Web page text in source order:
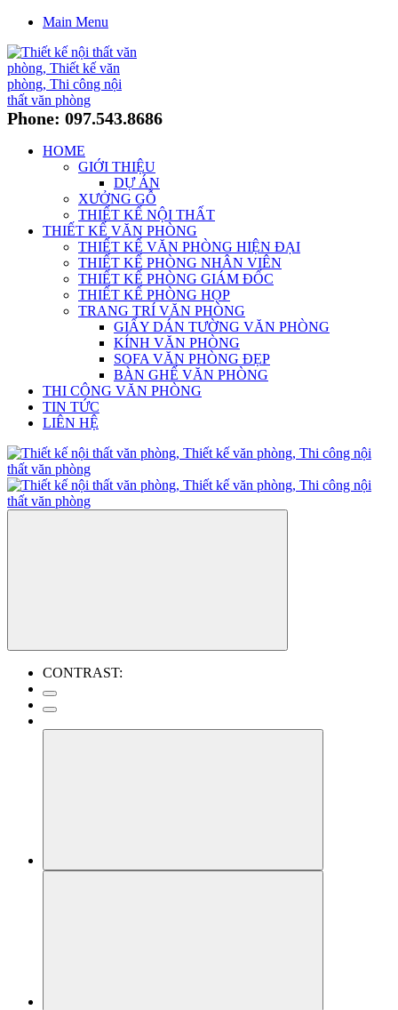
Main Menu
Phone: 097.543.8686
HOME
GIỚI THIỆU
DỰ ÁN
XƯỞNG GỖ
THIẾT KẾ NỘI THẤT
THIẾT KẾ VĂN PHÒNG
THIẾT KẾ VĂN PHÒNG HIỆN ĐẠI
THIẾT KẾ PHÒNG NHÂN VIÊN
THIẾT KẾ PHÒNG GIÁM ĐỐC
THIẾT KẾ PHÒNG HỌP
TRANG TRÍ VĂN PHÒNG
GIẤY DÁN TƯỜNG VĂN PHÒNG
KÍNH VĂN PHÒNG
SOFA VĂN PHÒNG ĐẸP
BÀN GHẾ VĂN PHÒNG
THI CÔNG VĂN PHÒNG
TIN TỨC
LIÊN HỆ
CONTRAST: